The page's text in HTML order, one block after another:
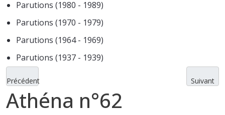
Parutions (1980 - 1989)
Parutions (1970 - 1979)
Parutions (1964 - 1969)
Parutions (1937 - 1939)
Précédent Suivant
Athéna n°62